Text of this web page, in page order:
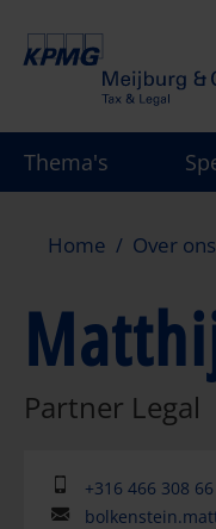
gaan
Thema's
Home Over ons
Partner Legal
+316 466 308 66